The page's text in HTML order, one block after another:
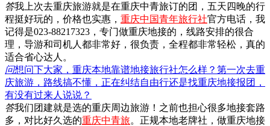
答我上次去重庆旅游就是在重庆中青旅订的团，五天四晚的行
程挺好玩的，价格也实惠， 重庆中国青年旅行社官方电话，我
记得是023-88217323，专门做重庆地接的，线路安排的很合
理，导游和司机人都非常好，很负责，全程都非常轻松，真的
适合省心达人。
问想问下大家，重庆本地靠谱地接旅行社怎么样？第一次去重
庆旅游，路线搞不懂，正在纠结自由行还是找重庆地接报团，
有没有过来人说说？
答我们团建就是选的重庆周边旅游！之前也担心很多地接套路
多，对比好久选的重庆中青旅。正规本地老牌社，做重庆地接